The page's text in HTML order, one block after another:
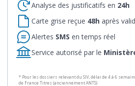
Analyse des justificatifs en 24h
Carte grise reçue 48h après
Alertes SMS en temps réel
Service autorisé par le
* Pour les dossiers relevant du SIV, délai de 4 à 6
de France Titres (anciennement ANTS)